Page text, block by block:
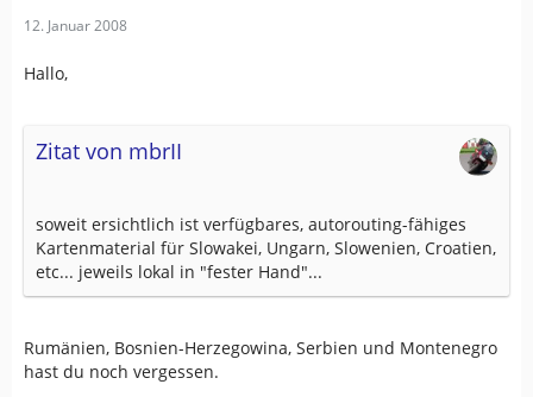
12. Januar 2008
Hallo,
Zitat von mbrII
soweit ersichtlich ist verfügbares, autorouting-fähiges
Kartenmaterial für Slowakei, Ungarn, Slowenien, Croatien,
etc... jeweils lokal in "fester Hand"...
Rumänien, Bosnien-Herzegowina, Serbien und Montenegro
hast du noch vergessen.